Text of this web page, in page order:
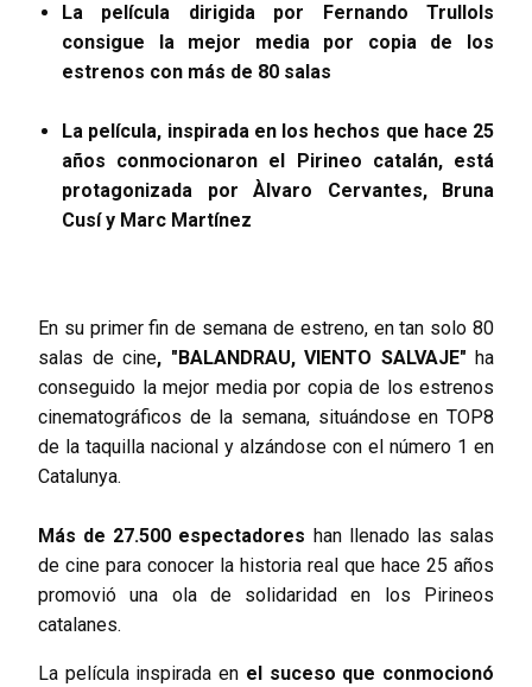
La película dirigida por Fernando Trullols
consigue la mejor media por copia de los
estrenos con más de 80 salas
La película, inspirada en los hechos que hace 25
años conmocionaron el Pirineo catalán, está
protagonizada por Àlvaro Cervantes, Bruna
Cusí y Marc Martínez
En su primer fin de semana de estreno, en tan solo 80
salas de cine, "BALANDRAU, VIENTO SALVAJE" ha
conseguido la mejor media por copia de los estrenos
cinematográficos de la semana, situándose en TOP8
de la taquilla nacional y alzándose con el número 1 en
Catalunya.
Más de 27.500 espectadores han llenado las salas
de cine para conocer la historia real que hace 25 años
promovió una ola de solidaridad en los Pirineos
catalanes.
La película inspirada en el suceso que conmocionó